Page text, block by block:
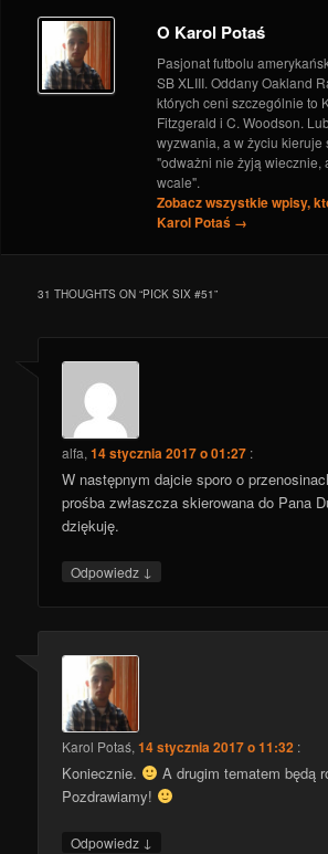
O Karol Potaś
Pasjonat futbolu
SB XLIII. Oddany Oakland
których ceni szczególnie to
Fitzgerald i C. Woodson.
wyzwania, a w życiu kieruje
"odważni nie żyją wiecznie,
wcale".
Zobacz wszystkie wpisy,
Karol Potaś →
31 THOUGHTS ON “PICK SIX #51”
alfa,14 stycznia 2017 o 01:27 :
W następnym dajcie sporo o
prośba zwłaszcza skierowana do Pana
dziękuję.
Odpowiedz ↓
Karol Potaś,14 stycznia 2017 o 11:32 :
Koniecznie.
A drugim tematem będą
Pozdrawiamy!
Odpowiedz ↓